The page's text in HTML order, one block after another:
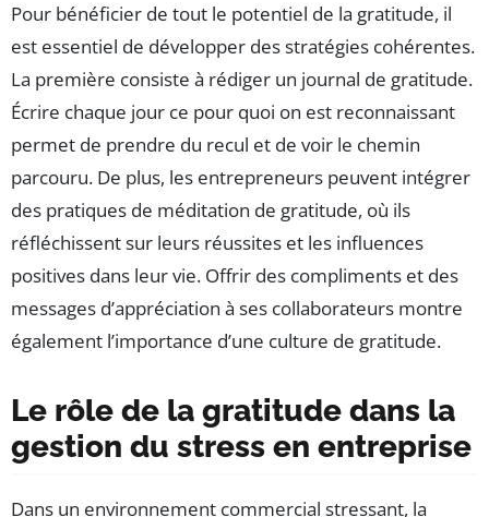
Pour bénéficier de tout le potentiel de la gratitude, il
est essentiel de développer des stratégies cohérentes.
La première consiste à rédiger un journal de gratitude.
Écrire chaque jour ce pour quoi on est reconnaissant
permet de prendre du recul et de voir le chemin
parcouru. De plus, les entrepreneurs peuvent intégrer
des pratiques de méditation de gratitude, où ils
réfléchissent sur leurs réussites et les influences
positives dans leur vie. Offrir des compliments et des
messages d’appréciation à ses collaborateurs montre
également l’importance d’une culture de gratitude.
Le rôle de la gratitude dans la
gestion du stress en entreprise
Dans un environnement commercial stressant, la